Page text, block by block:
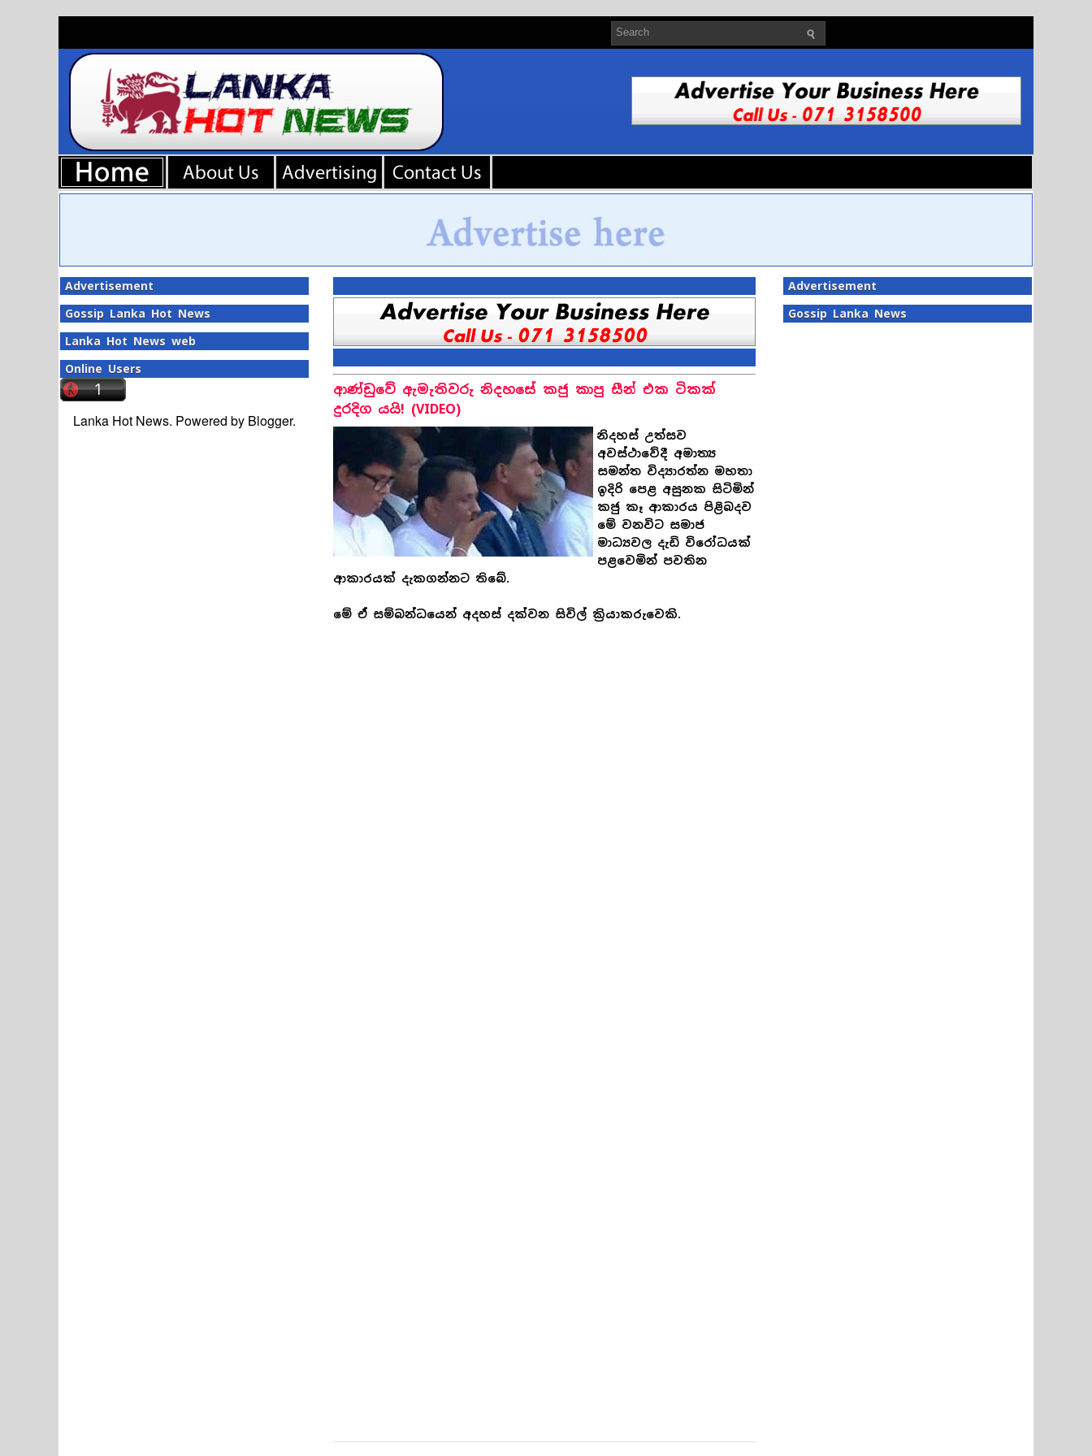
Advertisement
Gossip Lanka Hot News
Lanka Hot News web
Online Users
Lanka Hot News. Powered by Blogger.
ආණ්ඩුවේ ඇමැතිවරු නිදහසේ කජු කාපු සීන් එක ටිකක්
දුරදිග යයි! (VIDEO)
නිදහස් උත්සව
අවස්ථාවේදී අමාත්‍ය
සමන්ත විද්‍යාරත්න මහතා
ඉදිරි පෙළ අසුනක සිටිමින්
කජු කෑ ආකාරය පිළිබදව
මේ වනවිට සමාජ
මාධ්‍යවල දැඩි විරෝධයක්
පළවෙමින් පවතින
ආකාරයක් දැකගන්නට තිබේ.
මේ ඒ සම්බන්ධයෙන් අදහස් දක්වන සිවිල් ක්‍රියාකරුවෙකි.
Advertisement
Gossip Lanka News